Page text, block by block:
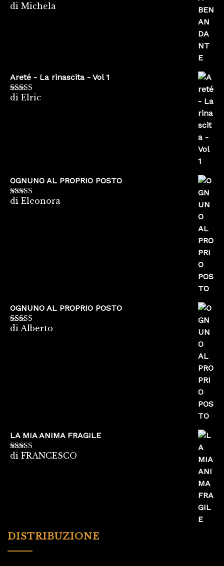
Valutato5su
di Michela
Areté - La rinascita - Vol 1
Valutato5
di Elric
OGNUNO AL PROPRIO POSTO
Valutato5su
di Eleonora
OGNUNO AL PROPRIO POSTO
Valutato5su
di Alberto
LA MIA ANIMA FRAGILE
Valutato5su
di FRANCESCO
DISTRIBUZIONE